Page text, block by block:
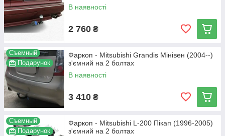
В наявності
2 760 ₴
Съемный
Подарунок
Фаркоп - Mitsubishi Grandis Мінівен (2004--)
з'ємний на 2 болтах
В наявності
3 410 ₴
Съемный
Подарунок
Фаркоп - Mitsubishi L-200 Пікап (1996-2005)
з'ємний на 2 болтах